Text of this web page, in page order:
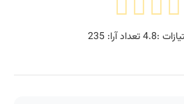
:
4.8تعداد آرا:235